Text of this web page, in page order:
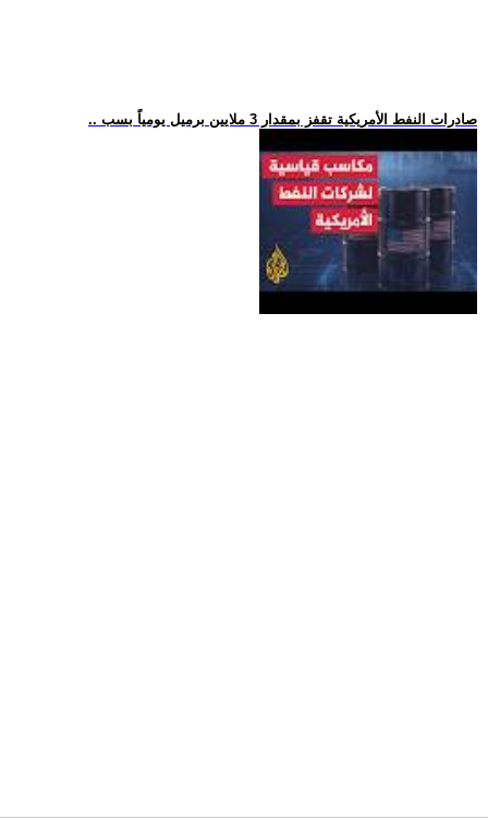
.. صادرات النفط الأمريكية تقفز بمقدار 3 ملايين برميل يومياً بسب